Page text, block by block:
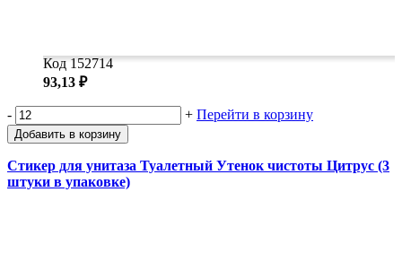
Код 152714
93,13 ₽
- + Перейти в корзину
Добавить в корзину
Стикер для унитаза Туалетный Утенок чистоты Цитрус (3
штуки в упаковке)